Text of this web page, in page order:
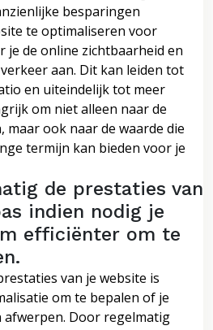
besparingen
te optimaliseren voor
je de online zichtbaarheid en
aan. Dit kan leiden tot
en uiteindelijk tot meer
om niet alleen naar de
ook naar de waarde die
termijn kan bieden voor je
de prestaties van
indien nodig je
efficiënter om te
van je website is
om te bepalen of je
Door regelmatig